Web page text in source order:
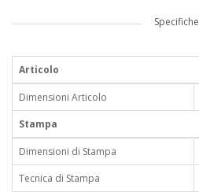
Specifiche
Articolo
Dimensioni Articolo
Stampa
Dimensioni di Stampa
Tecnica di Stampa